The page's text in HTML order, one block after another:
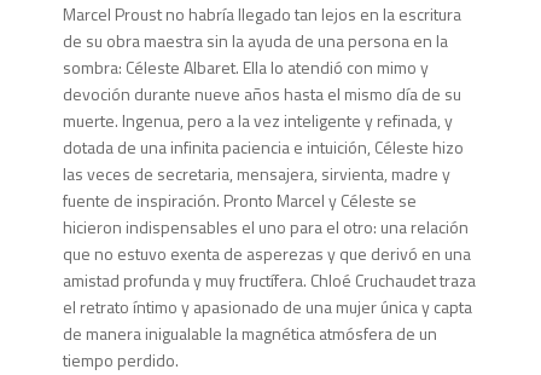
Marcel Proust no habría llegado tan lejos en la escritura
de su obra maestra sin la ayuda de una persona en la
sombra: Céleste Albaret. Ella lo atendió con mimo y
devoción durante nueve años hasta el mismo día de su
muerte. Ingenua, pero a la vez inteligente y refinada, y
dotada de una infinita paciencia e intuición, Céleste hizo
las veces de secretaria, mensajera, sirvienta, madre y
fuente de inspiración. Pronto Marcel y Céleste se
hicieron indispensables el uno para el otro: una relación
que no estuvo exenta de asperezas y que derivó en una
amistad profunda y muy fructífera. Chloé Cruchaudet traza
el retrato íntimo y apasionado de una mujer única y capta
de manera inigualable la magnética atmósfera de un
tiempo perdido.